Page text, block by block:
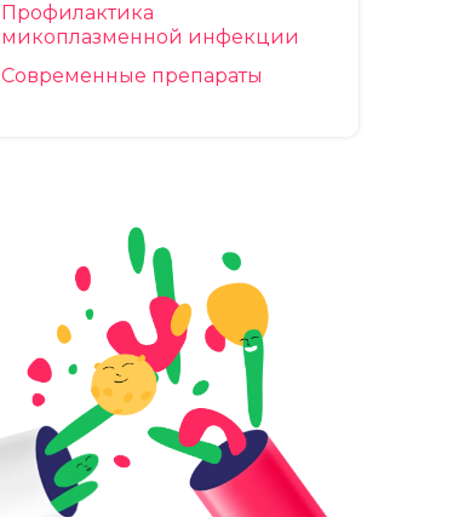
Профилактика
микоплазменной инфекции
Современные препараты